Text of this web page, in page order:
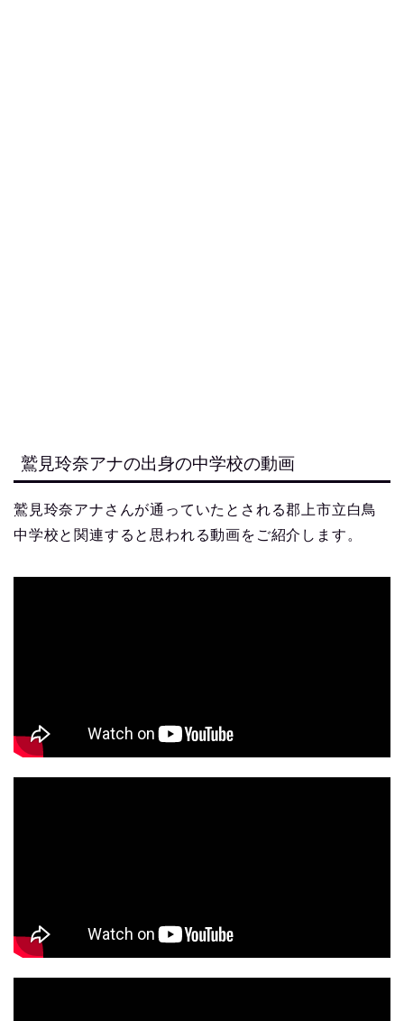
鷲見玲奈アナの出身の中学校の動画
鷲見玲奈アナさんが通っていたとされる郡上市立白鳥
中学校と関連すると思われる動画をご紹介します。